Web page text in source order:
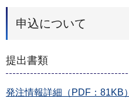
申込について
提出書類
発注情報詳細（PDF：81KB）